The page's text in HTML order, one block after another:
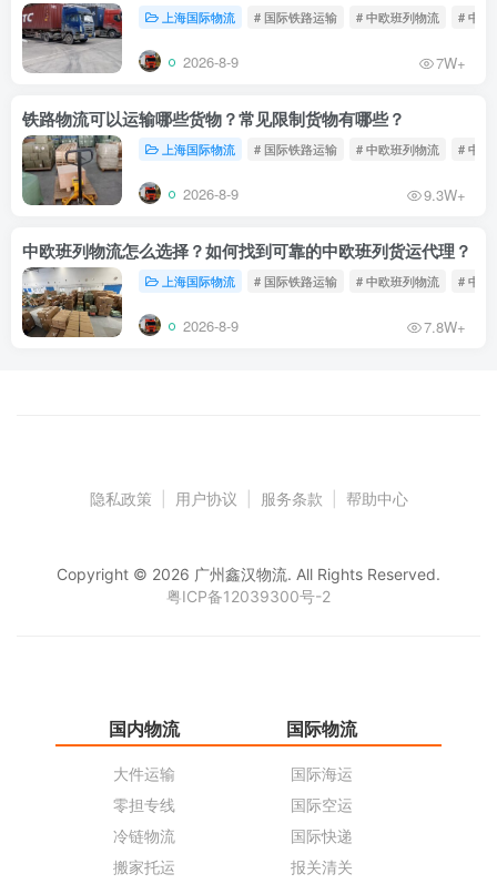
上海国际物流 # 国际铁路运输 # 中欧班列物流 # 中欧
2026-8-9 7W+
铁路物流可以运输哪些货物？常见限制货物有哪些？
上海国际物流 # 国际铁路运输 # 中欧班列物流 # 中欧
2026-8-9 9.3W+
中欧班列物流怎么选择？如何找到可靠的中欧班列货运代理？
上海国际物流 # 国际铁路运输 # 中欧班列物流 # 中欧
2026-8-9 7.8W+
隐私政策 用户协议 服务条款 帮助中心
Copyright © 2026 广州鑫汉物流. All Rights Reserved.
粤ICP备12039300号-2
国内物流
大件运输
零担专线
冷链物流
搬家托运
国际物流
国际海运
国际空运
国际快递
报关清关